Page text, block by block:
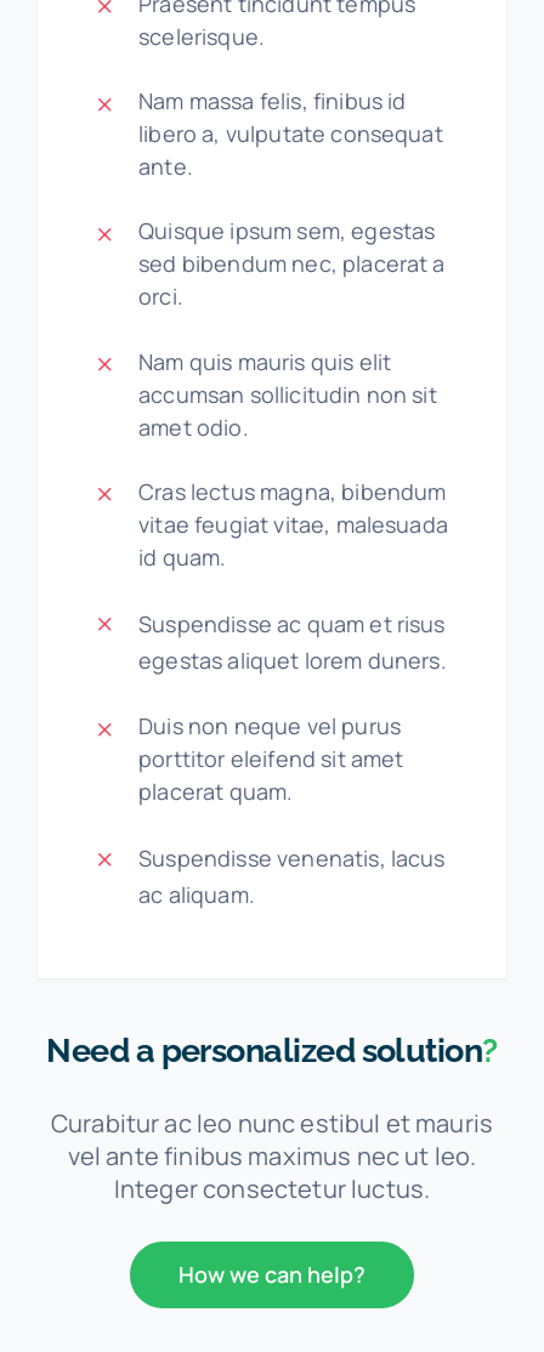
scelerisque.
Nam massa felis, finibus id
libero a, vulputate consequat
ante.
Quisque ipsum sem, egestas
sed bibendum nec, placerat a
orci.
Nam quis mauris quis elit
accumsan sollicitudin non sit
amet odio.
Cras lectus magna, bibendum
vitae feugiat vitae, malesuada
id quam.
Suspendisse ac quam et risus
egestas aliquet lorem duners.
Duis non neque vel purus
porttitor eleifend sit amet
placerat quam.
Suspendisse venenatis, lacus
ac aliquam.
Need a personalized solution?
Curabitur ac leo nunc estibul et mauris
vel ante finibus maximus nec ut leo.
Integer consectetur luctus.
How we can help?